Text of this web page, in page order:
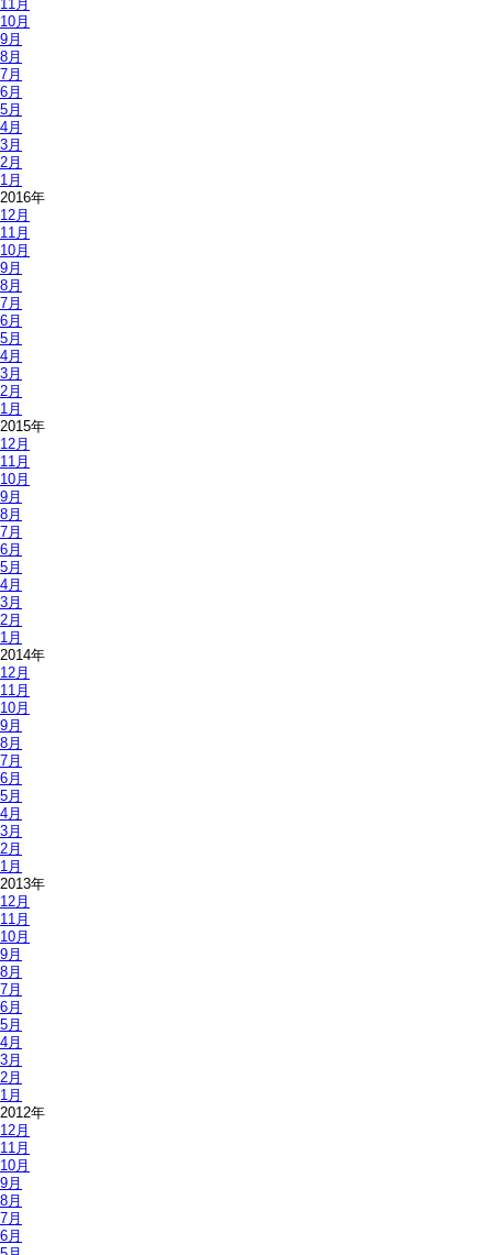
11月
10月
9月
8月
7月
6月
5月
4月
3月
2月
1月
2016年
12月
11月
10月
9月
8月
7月
6月
5月
4月
3月
2月
1月
2015年
12月
11月
10月
9月
8月
7月
6月
5月
4月
3月
2月
1月
2014年
12月
11月
10月
9月
8月
7月
6月
5月
4月
3月
2月
1月
2013年
12月
11月
10月
9月
8月
7月
6月
5月
4月
3月
2月
1月
2012年
12月
11月
10月
9月
8月
7月
6月